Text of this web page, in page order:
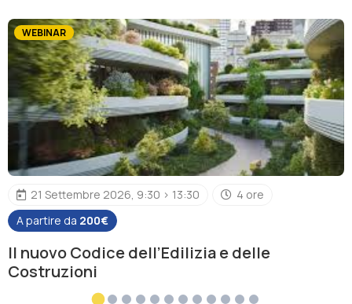
21 Settembre 2026, 9:30 > 13:30
4 ore
A partire da 200€
Il nuovo Codice dell’Edilizia e delle
Costruzioni
WEBINAR